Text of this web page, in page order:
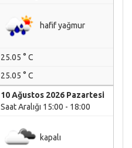
hafif yağmur
25.05 ° C
25.05 ° C
10 Ağustos 2026 Pazartesi
Saat Aralığı 15:00 - 18:00
kapalı